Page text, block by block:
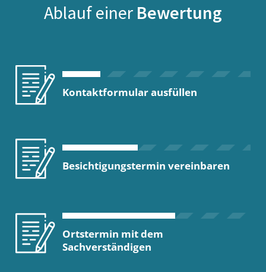
Ablauf einer Bewertung
Kontaktformular ausfüllen
Besichtigungstermin vereinbaren
Ortstermin mit dem
Sachverständigen